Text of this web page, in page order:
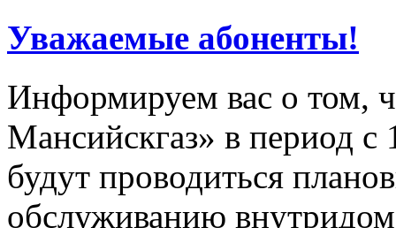
Уважаемые абоненты!
Информируем вас о том,
Мансийскгаз» в период с
будут проводиться
обслуживанию